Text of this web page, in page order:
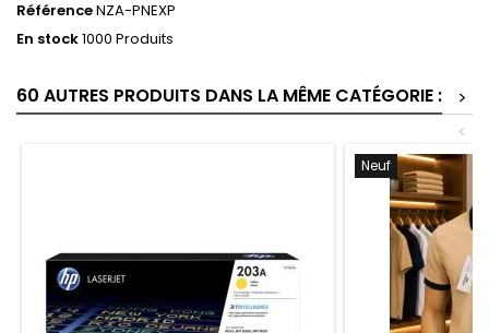
RéférenceNZA-PNEXP
En stock1000 Produits
60 AUTRES PRODUITS DANS LA MÊME CATÉGORIE :
>
<
Neuf